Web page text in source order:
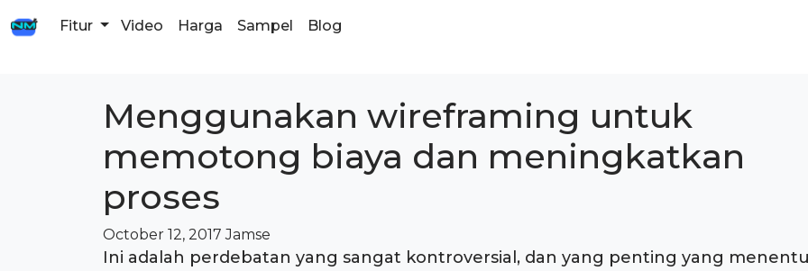
Fitur Video Harga Sampel Blog
Menggunakan wireframing untuk
memotong biaya dan meningkatkan
proses
October 12, 2017 Jamse
Ini adalah perdebatan yang sangat kontroversial, dan yang penting yang